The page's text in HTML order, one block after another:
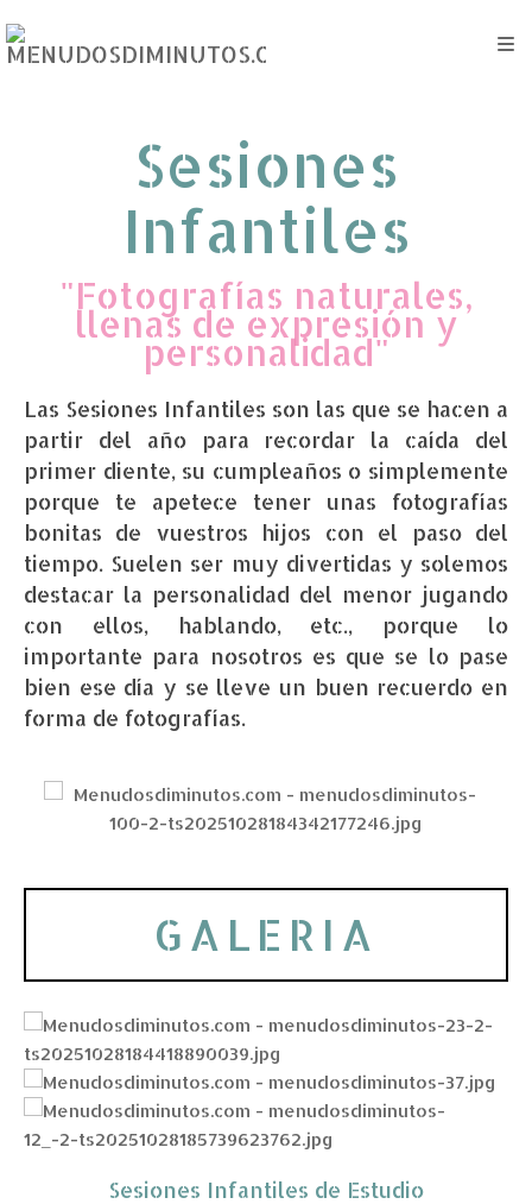
Sesiones
Infantiles
"Fotografías naturales,
llenas de expresión y
personalidad"
Las Sesiones Infantiles son las que se hacen a
partir del año para recordar la caída del
primer diente, su cumpleaños o simplemente
porque te apetece tener unas fotografías
bonitas de vuestros hijos con el paso del
tiempo. Suelen ser muy divertidas y solemos
destacar la personalidad del menor jugando
con ellos, hablando, etc., porque lo
importante para nosotros es que se lo pase
bien ese día y se lleve un buen recuerdo en
forma de fotografías.
GALERIA
Sesiones Infantiles de Estudio